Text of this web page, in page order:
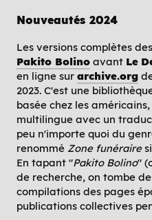
Nouveautés 2024
Les versions complètes
Pakito Bolino avant Le
en ligne sur archive.org
2023. C'est une
basée chez les
multilingue avec un
peu n'importe quoi du
renommé Zone funéraire
En tapant "Pakito Bolino"
de recherche, on tombe
compilations des pages
publications collectives